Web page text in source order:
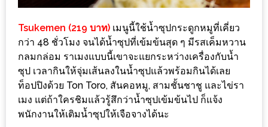
มาก
ที่สุด
ประจำ
ปี
2557
กิจกรรม
Tsukemen (219 บาท) เมนูนี้ใช้น้ำซุปกระดูกหมูที่เคี่ยว
กว่า 48 ชั่วโมง จนได้น้ำซุปที่เข้มข้นสุด ๆ มีรสเค็มหวาน
กลมกล่อม ราเมงแบบนี้เขาจะแยกระหว่างเครื่องกับน้ำ
ซุป เวลากินให้จุ่มเส้นลงในน้ำซุปแล้วพร้อมกินได้เลย
ท็อปปิงด้วย Ton Toro, สันคอหมู, สามชั้นชาชู และไข่รา
เมง แต่ถ้าใครชิมแล้วรู้สึกว่าน้ำซุปเข้มข้นไป ก็แจ้ง
พนักงานให้เติมน้ำซุปให้เจือจางได้นะ